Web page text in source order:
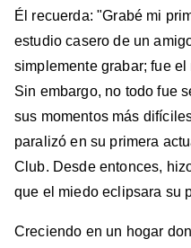
Él recuerda: "Grabé mi
estudio casero de un
simplemente grabar; fue
Sin embargo, no todo fue
sus momentos más
paralizó en su primera
Club. Desde entonces,
que el miedo eclipsara su
Creciendo en un hogar